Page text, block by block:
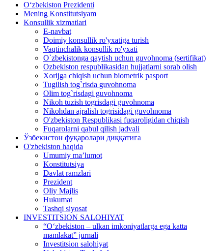
Oʻzbekiston Prezidenti
Mening Konstitutsiyam
Konsullik xizmatlari
E-navbat
Doimiy konsullik ro'yxatiga turish
Vaqtinchalik konsullik ro'yxati
O`zbekistonga qaytish uchun guvohnoma (sertifikat)
Ozbekiston respublikasidan hujjatlarni sorab olish
Xorijga chiqish uchun biometrik pasport
Tugilish tog`risda guvohnoma
Olim tog`risdagi guvohnoma
Nikoh tuzish togrisdagi guvohnoma
Nikohdan ajralish togrisidagi guvohnoma
O'zbekiston Respublikasi fuqaroligidan chiqish
Fuqarolarni qabul qilish jadvali
Ўзбекистон фуқаролари диққатига
O'zbekiston haqida
Umumiy ma’lumot
Konstitutsiya
Davlat ramzlari
Prezident
Oliy Majlis
Hukumat
Tashqi siyosat
INVESTITSION SALOHIYAT
“Oʻzbekiston – ulkan imkoniyatlarga ega katta
mamlakat” jurnali
Investitsion salohiyat